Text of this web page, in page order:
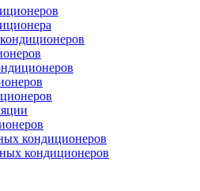
кондиционеров
кондиционеров